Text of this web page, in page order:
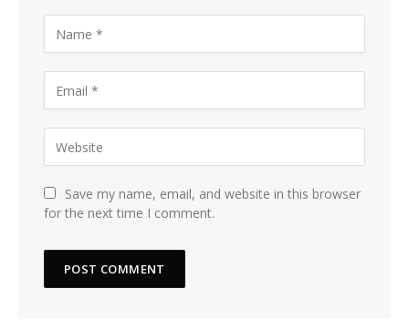
Save my name, email, and website in this browser
for the next time I comment.